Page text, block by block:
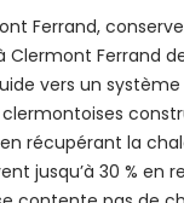
Ferrand,
Clermont Ferrand
vers un
récupérant la
jusqu’à 30 %